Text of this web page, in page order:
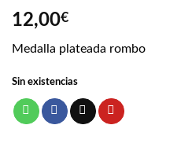
12,00€
Medalla plateada rombo
Sin existencias